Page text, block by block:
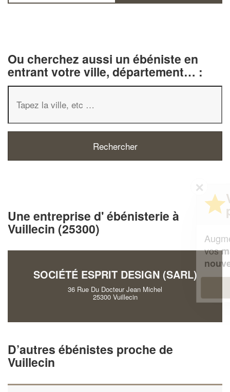
Ou cherchez aussi un ébéniste en
entrant votre ville, département… :
Une entreprise d' ébénisterie à
Vuillecin (25300)
SOCIÉTÉ ESPRIT DESIGN (SARL)
36 Rue Du Docteur Jean Michel
25300 Vuillecin
D’autres ébénistes proche de
Vuillecin
professionnel ?
Augmentez votre chiffre d'affaireset
vosmargestout en gagnant de
En savoir plus